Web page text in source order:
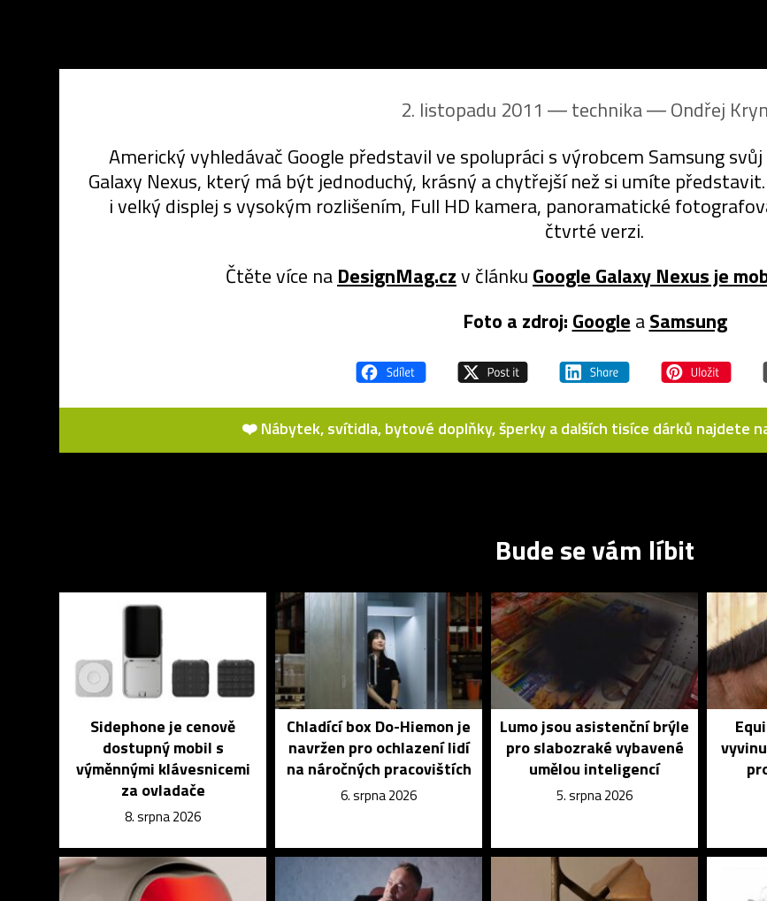
2. listopadu 2011 ― technika ―Ondřej
Americký vyhledávač Google představil ve spolupráci s výrobcem Samsung
Galaxy Nexus, který má být jednoduchý, krásný a chytřejší než si umíte
i velký displej s vysokým rozlišením, Full HD kamera, panoramatické
čtvrté verzi.
Čtěte více na DesignMag.czv článku Google Galaxy Nexus je
Foto a zdroj: Google aSamsung
❤️ Nábytek, svítidla, bytové doplňky, šperky a dalších tisíce dárků najdete
Bude se vám líbit
Sidephone je cenově
dostupný mobil s
výměnnými klávesnicemi
za ovladače
8. srpna 2026
Chladící box Do-Hiemon je
navržen pro ochlazení lidí
na náročných pracovištích
6. srpna 2026
Lumo jsou asistenční brýle
pro slabozraké vybavené
umělou inteligencí
5. srpna 2026